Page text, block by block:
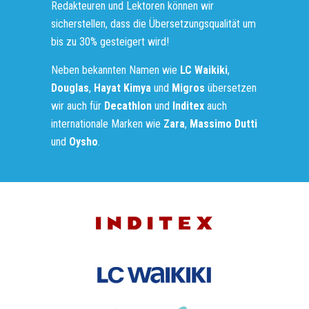
Redakteuren und Lektoren können wir
sicherstellen, dass die Übersetzungsqualität um
bis zu 30% gesteigert wird!
Neben bekannten Namen wie LC Waikiki,
Douglas, Hayat Kimya und Migros übersetzen
wir auch für Decathlon und Inditex auch
internationale Marken wie Zara, Massimo Dutti
und Oysho.